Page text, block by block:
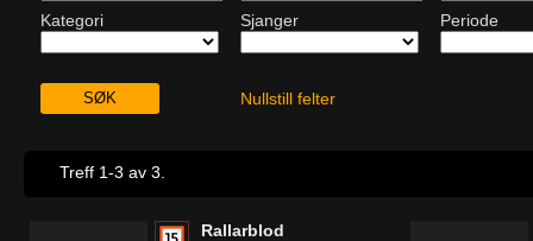
Kategori Sjanger Periode
Nullstill felter
Treff 1-3 av 3.
Rallarblod